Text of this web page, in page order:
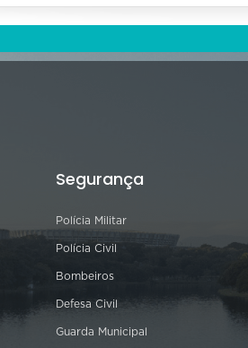
Segurança
Polícia Militar
Polícia Civil
Bombeiros
Defesa Civil
Guarda Municipal